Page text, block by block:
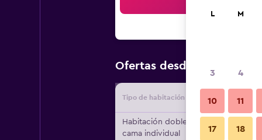
Ofertas desde Oferta
Tipo de habitación
Habitación doble, 1
cama individual
L M
3 4
10 11
17 18